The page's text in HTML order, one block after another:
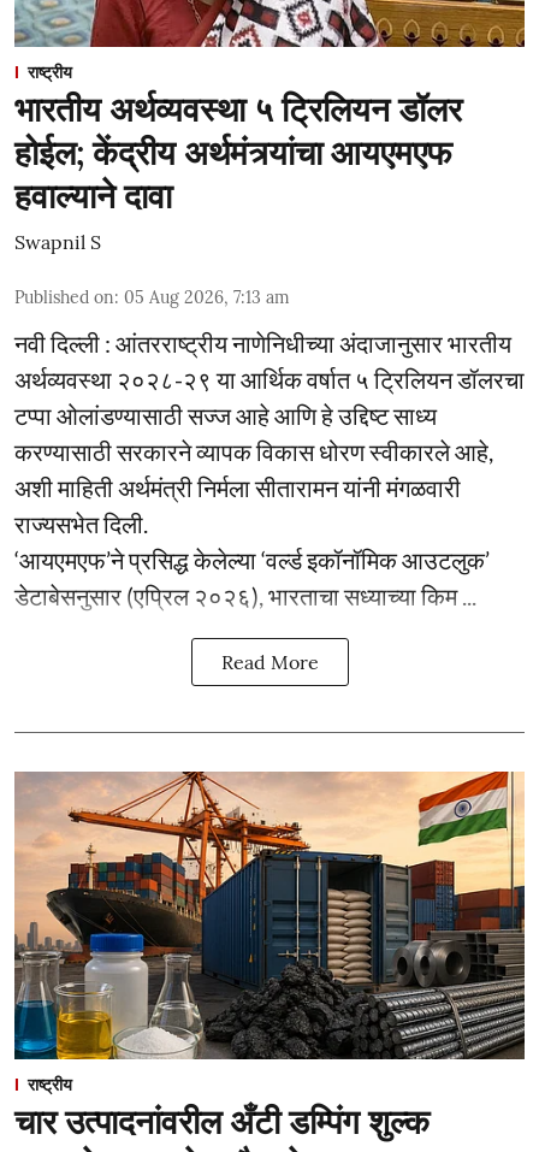
राष्ट्रीय
भारतीय अर्थव्यवस्था ५ ट्रिलियन डॉलर
होईल; केंद्रीय अर्थमंत्र्यांचा आयएमएफ
हवाल्याने दावा
Swapnil S
Published on: 05 Aug 2026, 7:13 am
नवी दिल्ली : आंतरराष्ट्रीय नाणेनिधीच्या अंदाजानुसार भारतीय
अर्थव्यवस्था २०२८-२९ या आर्थिक वर्षात ५ ट्रिलियन डॉलरचा
टप्पा ओलांडण्यासाठी सज्ज आहे आणि हे उद्दिष्ट साध्य
करण्यासाठी सरकारने व्यापक विकास धोरण स्वीकारले आहे,
अशी माहिती अर्थमंत्री निर्मला सीतारामन यांनी मंगळवारी
राज्यसभेत दिली.
‘आयएमएफ’ने प्रसिद्ध केलेल्या ‘वर्ल्ड इकॉनॉमिक आउटलुक’
डेटाबेसनुसार (एप्रिल २०२६), भारताचा सध्याच्या किम ...
Read More
राष्ट्रीय
चार उत्पादनांवरील अँटी डम्पिंग शुल्क